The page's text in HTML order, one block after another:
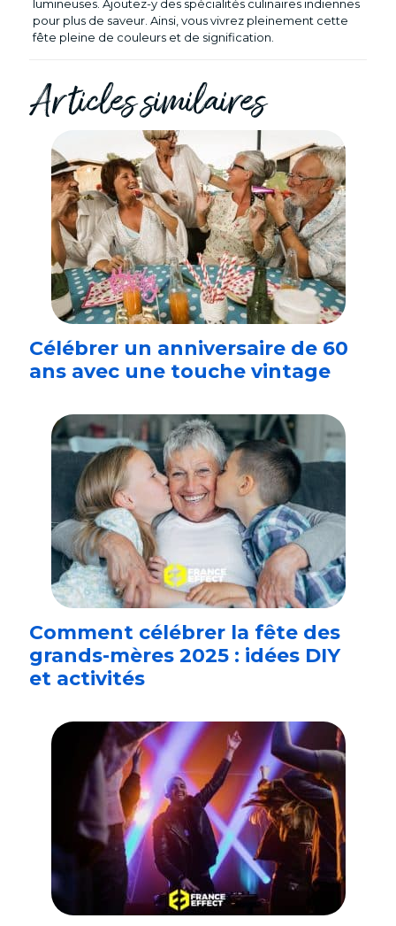
lumineuses. Ajoutez-y des spécialités culinaires indiennes
pour plus de saveur. Ainsi, vous vivrez pleinement cette
fête pleine de couleurs et de signification.
Articles similaires
Célébrer un anniversaire de 60
ans avec une touche vintage
Comment célébrer la fête des
grands-mères 2025 : idées DIY
et activités